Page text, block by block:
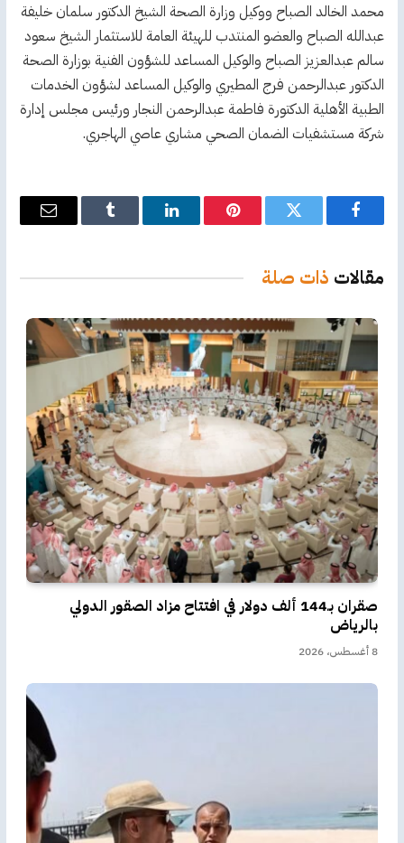
محمد الخالد الصباح ووكيل وزارة الصحة الشيخ الدكتور سلمان خليفة
عبدالله الصباح والعضو المنتدب للهيئة العامة للاستثمار الشيخ سعود
سالم عبدالعزيز الصباح والوكيل المساعد للشؤون الفنية بوزارة الصحة
الدكتور عبدالرحمن فرج المطيري والوكيل المساعد لشؤون الخدمات
الطبية الأهلية الدكتورة فاطمة عبدالرحمن النجار ورئيس مجلس إدارة
شركة مستشفيات الضمان الصحي مشاري عاصي الهاجري.
فيسبوك تويتر بينتيريستلينكدإن Tumblr
البريد
مقالات ذات صلة
صقران بـ144 ألف دولار في افتتاح مزاد الصقور الدولي
بالرياض
8 أغسطس، 2026